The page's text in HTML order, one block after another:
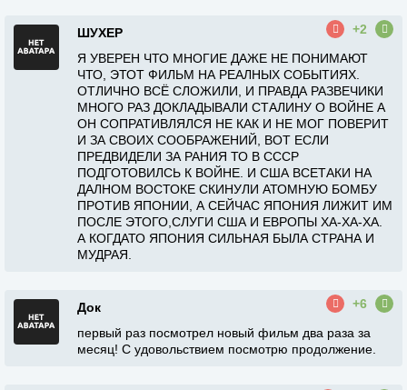
ШУХЕР
+2
Я УВЕРЕН ЧТО МНОГИЕ ДАЖЕ НЕ ПОНИМАЮТ
ЧТО, ЭТОТ ФИЛЬМ НА РЕАЛНЫХ СОБЫТИЯХ.
ОТЛИЧНО ВСЁ СЛОЖИЛИ, И ПРАВДА РАЗВЕЧИКИ
МНОГО РАЗ ДОКЛАДЫВАЛИ СТАЛИНУ О ВОЙНЕ А
ОН СОПРАТИВЛЯЛСЯ НЕ КАК И НЕ МОГ ПОВЕРИТ
И ЗА СВОИХ СООБРАЖЕНИЙ, ВОТ ЕСЛИ
ПРЕДВИДЕЛИ ЗА РАНИЯ ТО В СССР
ПОДГОТОВИЛСЬ К ВОЙНЕ. И США ВСЕТАКИ НА
ДАЛНОМ ВОСТОКЕ СКИНУЛИ АТОМНУЮ БОМБУ
ПРОТИВ ЯПОНИИ, А СЕЙЧАС ЯПОНИЯ ЛИЖИТ ИМ
ПОСЛЕ ЭТОГО,СЛУГИ США И ЕВРОПЫ ХА-ХА-ХА.
А КОГДАТО ЯПОНИЯ СИЛЬНАЯ БЫЛА СТРАНА И
МУДРАЯ.
Док
+6
первый раз посмотрел новый фильм два раза за
месяц! С удовольствием посмотрю продолжение.